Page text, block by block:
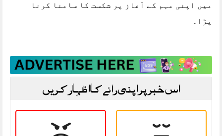
میں اپنی مہم کے آغاز پر شکست کا سامنا کرنا
پڑا۔
اس خبر پر اپنی رائے کا اظہار کریں